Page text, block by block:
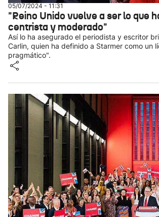
05/07/2024 - 11:31
"Reino Unido vuelve a ser lo que
centrista y moderado"
Así lo ha asegurado el periodista y escritor
Carlin, quien ha definido a Starmer como un
pragmático".